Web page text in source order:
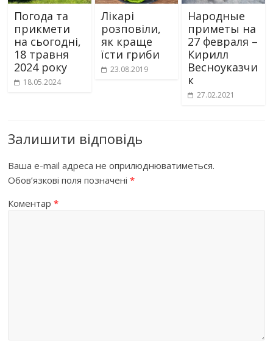
Погода та
прикмети
на сьогодні,
18 травня
2024 року
18.05.2024
Лікарі
розповіли,
як краще
їсти гриби
23.08.2019
Народные
приметы на
27 февраля –
Кирилл
Весноуказчи
к
27.02.2021
Залишити відповідь
Ваша e-mail адреса не оприлюднюватиметься.
Обов’язкові поля позначені*
Коментар*